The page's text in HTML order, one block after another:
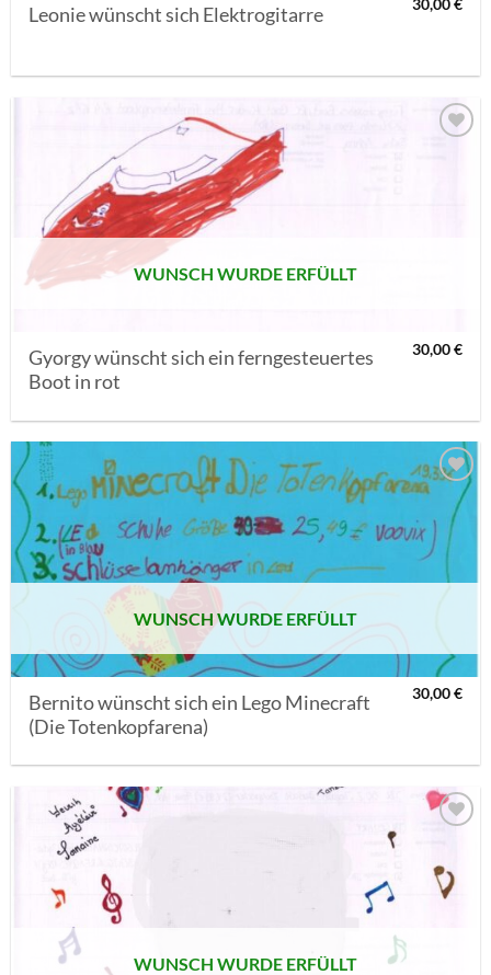
Leonie wünscht sich Elektrogitarre 30,00€
WUNSCH WURDE ERFÜLLT
Gyorgy wünscht sich ein ferngesteuertes
Boot in rot
30,00€
AUF MEINE
MERKLISTE
SETZEN
WUNSCH WURDE ERFÜLLT
Bernito wünscht sich ein Lego Minecraft
(Die Totenkopfarena)
30,00€
AUF MEINE
MERKLISTE
SETZEN
WUNSCH WURDE ERFÜLLT